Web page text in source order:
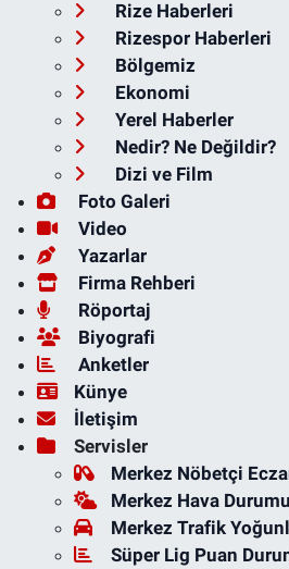
Rize Haberleri
Rizespor Haberleri
Bölgemiz
Ekonomi
Yerel Haberler
Nedir? Ne Değildir?
Dizi ve Film
Foto Galeri
Video
Yazarlar
Firma Rehberi
Röportaj
Biyografi
Anketler
Künye
İletişim
Servisler
Merkez Nöbetçi
Merkez Hava Durumu
Merkez Trafik
Süper Lig Puan